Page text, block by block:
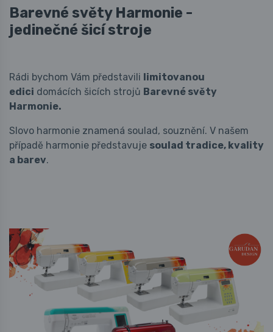
Barevné světy Harmonie -
jedinečné šicí stroje
Rádi bychom Vám představili limitovanou
edici domácích šicích strojů Barevné světy
Harmonie.
Slovo harmonie znamená soulad, souznění. V našem
případě harmonie představuje soulad tradice, kvality
a barev.